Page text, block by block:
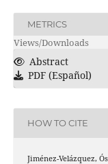
METRICS
Views/Downloads
Abstract
PDF (Español)
HOW TO CITE
Jiménez-Velázquez,